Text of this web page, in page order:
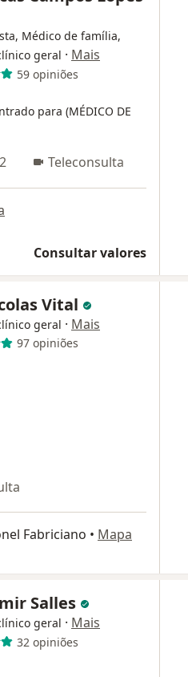
Médico de família,
geral · Mais
59 opiniões
para (MÉDICO DE
Teleconsulta
Consultar valores
Vital
geral · Mais
97 opiniões
Fabriciano • Mapa
Salles
geral · Mais
32 opiniões